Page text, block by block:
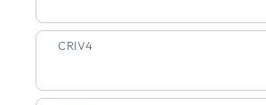
CRIV4